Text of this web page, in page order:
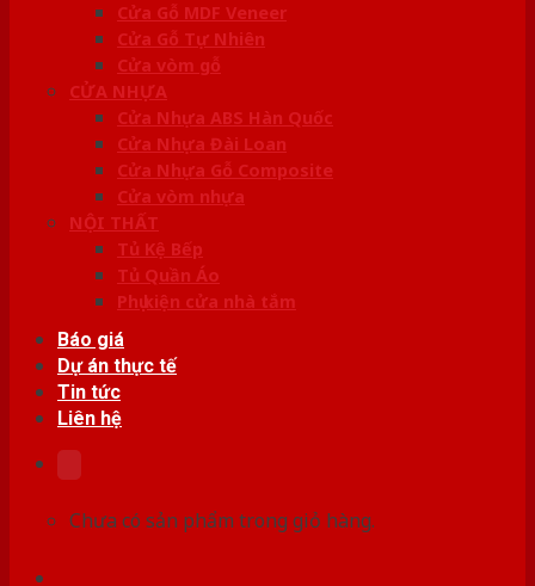
Cửa Gỗ MDF Veneer
Cửa Gỗ Tự Nhiên
Cửa vòm gỗ
CỬA NHỰA
Cửa Nhựa ABS Hàn Quốc
Cửa Nhựa Đài Loan
Cửa Nhựa Gỗ Composite
Cửa vòm nhựa
NỘI THẤT
Tủ Kệ Bếp
Tủ Quần Áo
Phụ kiện cửa nhà tắm
Báo giá
Dự án thực tế
Tin tức
Liên hệ
Chưa có sản phẩm trong giỏ hàng.